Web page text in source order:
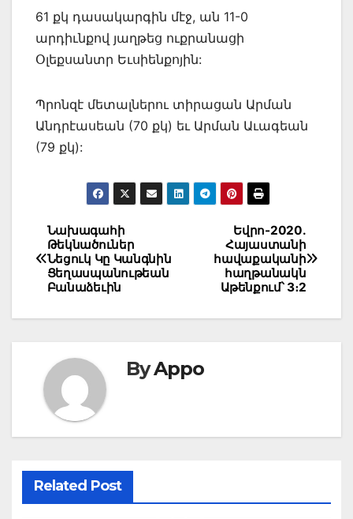
61 քկ դասակարգին մէջ, ան 11-0
արդիւնքով յաղթեց ուքրանացի
Օլեքսանտր Եւսիենքոյին:
Պրոնզէ մետալներու տիրացան Արման
Անդրէասեան (70 քկ) եւ Արման Աւագեան
(79 քկ):
Post
navigation
Եվրո-2020.
Հայաստանի
հավաքականի
հաղթանակն
Աթենքում՝ 3։2
Նախագահի
Թեկնածուներ
Նեցուկ Կը Կանգնին
Ցեղասպանութեան
Բանաձեւին
ByAppo
Related Post